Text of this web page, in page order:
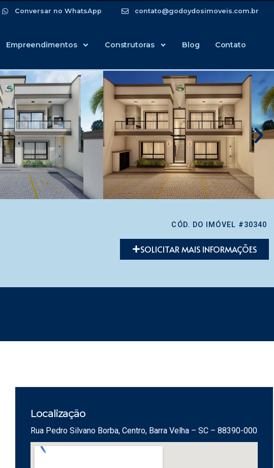
Conversar no WhatsApp contato@godoydosimoveis.com.br
Empreendimentos Construtoras Blog Contato
CÓD. DO IMÓVEL #30340
SOLICITAR MAIS INFORMAÇÕES
Localização
Rua Pedro Silvano Borba, Centro, Barra Velha – SC – 88390-000